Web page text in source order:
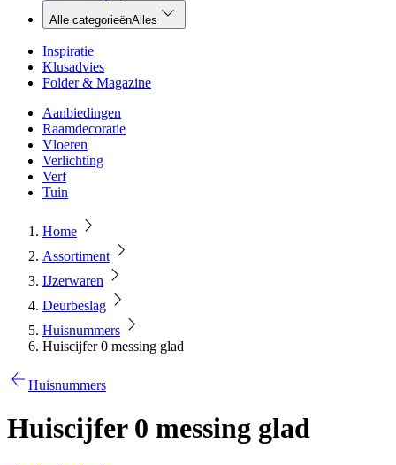
Alle categorieënAlles
Inspiratie
Klusadvies
Folder & Magazine
Aanbiedingen
Raamdecoratie
Vloeren
Verlichting
Verf
Tuin
Home
Assortiment
IJzerwaren
Deurbeslag
Huisnummers
Huiscijfer 0 messing glad
Huisnummers
Huiscijfer 0 messing glad